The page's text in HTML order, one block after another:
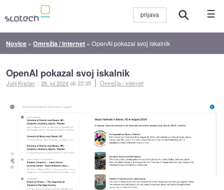
☰
Novice »Omrežja / internet »OpenAI pokazal svoj iskalnik
OpenAI pokazal svoj iskalnik
Jurij Kristan ::26. jul 2024ob 22:35 Omrežja / internet